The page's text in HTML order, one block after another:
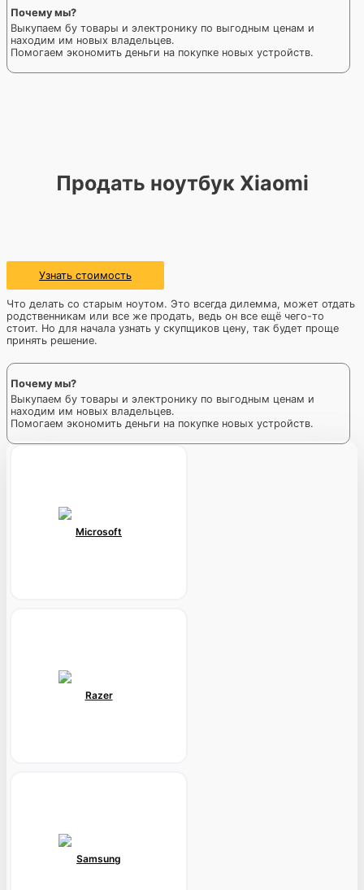
Почему мы?
Выкупаем бу товары и электронику по выгодным ценам и
находим им новых владельцев.
Помогаем экономить деньги на покупке новых устройств.
Продать ноутбук Xiaomi
Узнать стоимость
Что делать со старым ноутом. Это всегда дилемма, может отдать
родственникам или все же продать, ведь он все ещё чего-то
стоит. Но для начала узнать у скупщиков цену, так будет проще
принять решение.
Почему мы?
Выкупаем бу товары и электронику по выгодным ценам и
находим им новых владельцев.
Помогаем экономить деньги на покупке новых устройств.
Microsoft
Razer
Samsung